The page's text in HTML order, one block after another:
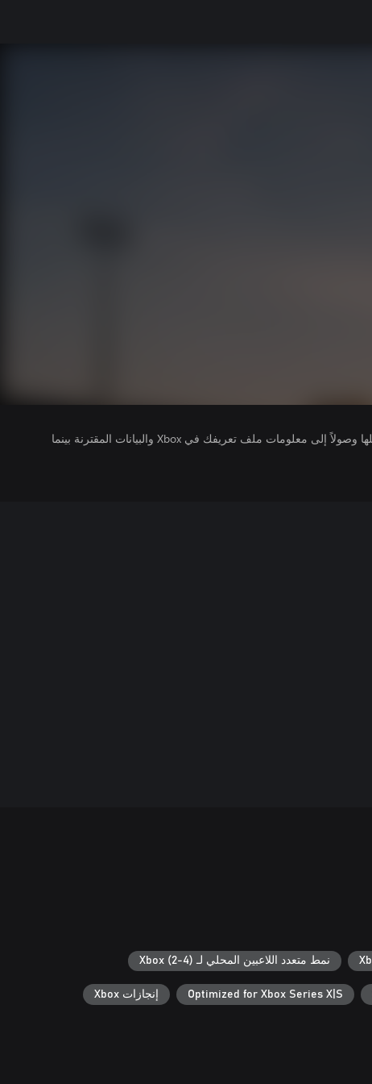
يتلقى ناشرو الألعاب التي تقوم بتشغيلها وصولاً إلى معلومات ملف تعريفك في Xbox والبيانات المقترنة بينما
نمط متعدد اللاعبين المحلي لـ Xbox (2-4)
Optimized for Xbox Series X|S إنجازات Xbox